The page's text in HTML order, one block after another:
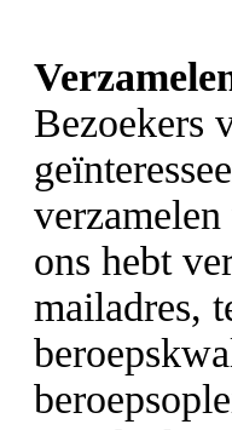
Bezoekers
ons hebt
mailadres,